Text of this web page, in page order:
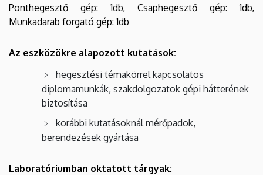
Ponthegesztő gép: 1db, Csaphegesztő gép: 1db,
Munkadarab forgató gép: 1db
Az eszközökre alapozott kutatások:
hegesztési témakörrel kapcsolatos
diplomamunkák, szakdolgozatok gépi hátterének
biztosítása
korábbi kutatásoknál mérőpadok,
berendezések gyártása
Laboratóriumban oktatott tárgyak: